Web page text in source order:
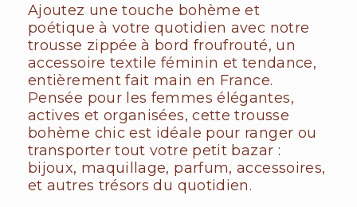
Ajoutez une touche bohème et
poétique à votre quotidien avec notre
trousse zippée à bord froufrouté, un
accessoire textile féminin et tendance,
entièrement fait main en France.
Pensée pour les femmes élégantes,
actives et organisées, cette trousse
bohème chic est idéale pour ranger ou
transporter tout votre petit bazar :
bijoux, maquillage, parfum, accessoires,
et autres trésors du quotidien.